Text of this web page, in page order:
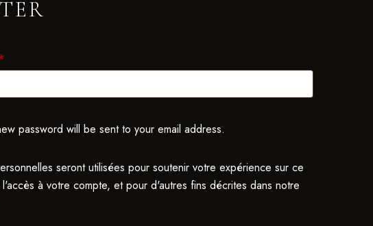
password will be sent to your email address.
seront utilisées pour soutenir votre expérience sur ce
à votre compte, et pour d'autres fins décrites dans notre